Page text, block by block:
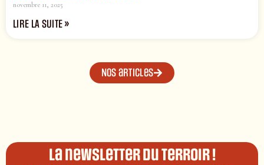
novembre 11, 2025
LIRE LA SUITE »
Nos articles
La newsletter du terroir !